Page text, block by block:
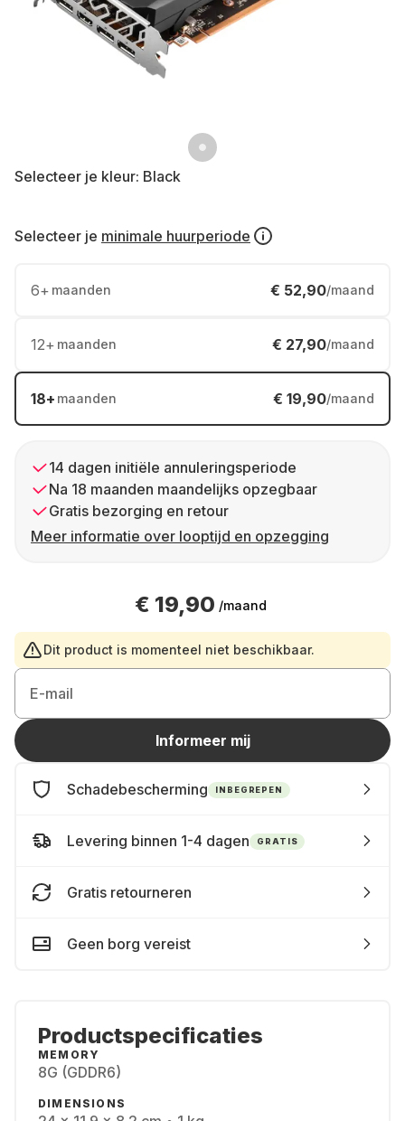
Selecteer je kleur: Black
Selecteer je minimale huurperiode
6+ maanden € 52,90/maand
12+ maanden € 27,90/maand
18+ maanden € 19,90/maand
14 dagen initiële annuleringsperiode
Na 18 maanden maandelijks opzegbaar
Gratis bezorging en retour
Meer informatie over looptijd en opzegging
€ 19,90 /maand
Dit product is momenteel niet beschikbaar.
E-mail
Informeer mij
Schadebescherming INBEGREPEN
Levering binnen 1-4 dagen GRATIS
Gratis retourneren
Geen borg vereist
Productspecificaties
MEMORY
8G (GDDR6)
DIMENSIONS